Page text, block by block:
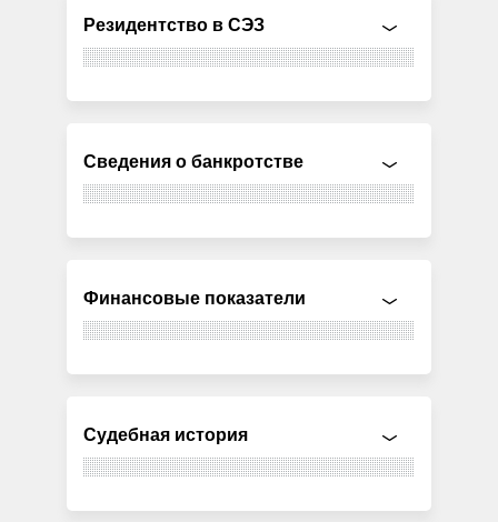
Резидентство в СЭЗ
Сведения о банкротстве
Финансовые показатели
Судебная история